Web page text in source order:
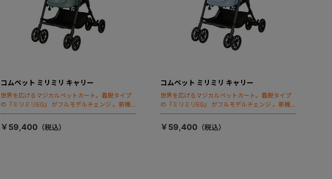
コムペット ミリミリ キャリー
世界を広げるマジカルペットカート。着脱タイプ
の『ミリミリEG』 がフルモデルチェンジ 。新機能
「マジカルフォールディング」搭載
￥59,400
コムペット ミリミリ キャリー
世界を広げるマジカルペットカート。着脱タイプ
の『ミリミリEG』 がフルモデルチェンジ 。新機能
「マジカルフォールディング」搭載
￥59,400